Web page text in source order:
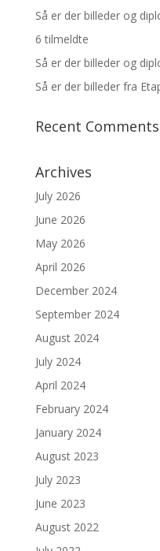
Så er der billeder og
6 tilmeldte
Så er der billeder og
Så er der billeder fra
Recent Comments
Archives
July 2026
June 2026
May 2026
April 2026
December 2024
September 2024
August 2024
July 2024
April 2024
February 2024
January 2024
August 2023
July 2023
June 2023
August 2022